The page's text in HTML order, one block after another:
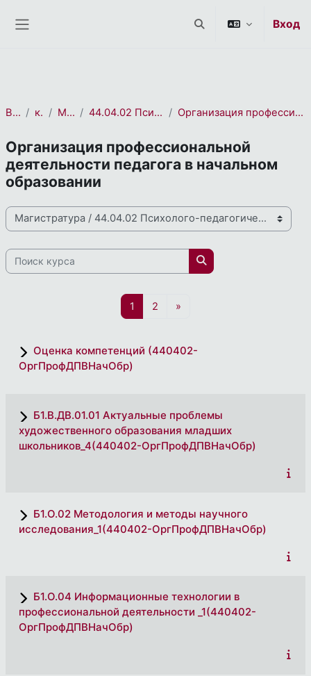
Изменить данныеВход
В начало курса(ов) Магистратура 44.04.02 Психолого-педагогическое образование Организация профессиональной деятельности педагога в начальном образовании
Организация профессиональной
деятельности педагога в начальном
образовании
Направления и профили подготовки
Поиск курса
Поиск курса
1 Страница 1
2 Страница 2
»
Оценка компетенций (440402-
ОргПрофДПВНачОбр)
Б1.В.ДВ.01.01 Актуальные проблемы
художественного образования младших
школьников_4(440402-ОргПрофДПВНачОбр)
Б1.О.02 Методология и методы научного
исследования_1(440402-ОргПрофДПВНачОбр)
Б1.О.04 Информационные технологии в
профессиональной деятельности _1(440402-
ОргПрофДПВНачОбр)